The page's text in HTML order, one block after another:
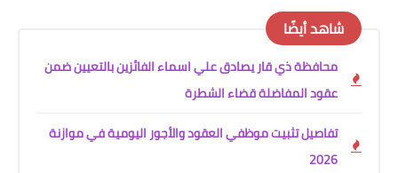
شاهد أيضًا
محافظة ذي قار يصادق علي اسماء الفائزين بالتعيين ضمن
عقود المفاضلة قضاء الشطرة
تفاصيل تثبيت موظفي العقود والأجور اليومية في موازنة
2026